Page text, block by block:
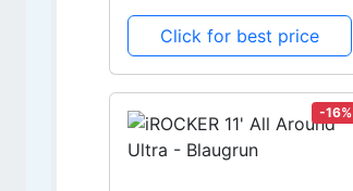
Click for best price
-16%